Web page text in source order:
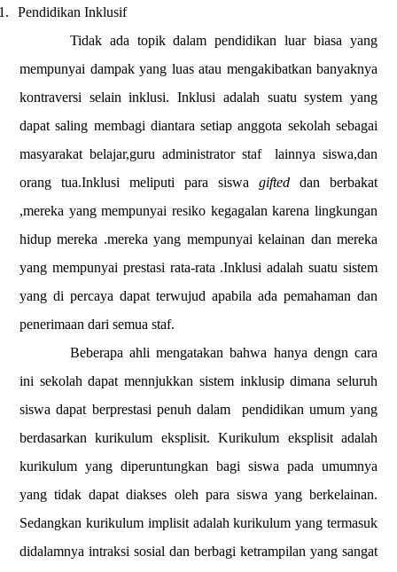
Pendidikan Inklusif
Tidak ada topik dalam pendidikan luar biasa yang
mempunyai dampak yang luas atau mengakibatkan banyaknya
kontraversi selain inklusi. Inklusi adalah suatu system yang
dapat saling membagi diantara setiap anggota sekolah sebagai
masyarakat belajar,guru administrator staf
lainnya siswa,dan
orang tua.Inklusi meliputi para siswa gifted dan berbakat
,mereka yang mempunyai resiko kegagalan karena lingkungan
hidup mereka .mereka yang mempunyai kelainan dan mereka
yang mempunyai prestasi rata-rata .Inklusi adalah suatu sistem
yang di percaya dapat terwujud apabila ada pemahaman dan
penerimaan dari semua staf.
Beberapa ahli mengatakan bahwa hanya dengn cara
ini sekolah dapat mennjukkan sistem inklusip dimana seluruh
siswa dapat berprestasi penuh dalam
pendidikan umum yang
berdasarkan kurikulum eksplisit. Kurikulum eksplisit adalah
kurikulum yang diperuntungkan bagi siswa pada umumnya
yang tidak dapat diakses oleh para siswa yang berkelainan.
Sedangkan kurikulum implisit adalah kurikulum yang termasuk
didalamnya intraksi sosial dan berbagi ketrampilan yang sangat